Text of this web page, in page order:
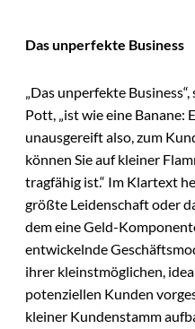
Das unperfekte Business
„Das unperfekte
Pott, „ist wie eine Banane:
unausgereift also, zum
können Sie auf kleiner
tragfähig ist.“ Im Klartext
größte Leidenschaft oder
dem eine Geld-
entwickelnde
ihrer kleinstmöglichen,
potenziellen Kunden
kleiner Kundenstamm